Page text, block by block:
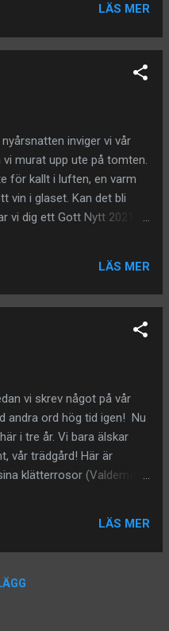
tack vare värmen som
vyer! Vilka vidder! Efter
stannade vi vid Fulufjället
blåsten och snödrivorna.
på världens äldsta
möjlighet att leta upp den
som granen på
ålder: över 9.000 år!! Har
av istiden, vilken häftig
finns också Sveriges
var det maximalt med
LÄS MER
inviger vi vår
murat upp ute på tomten.
för kallt i luften, en varm
vin i glaset. Kan det bli
vi dig ett Gott Nytt 2021, vi
LÄS MER
vi skrev något på vår
andra ord hög tid igen! Nu
i tre år. Vi bara älskar
vår trädgård! Här är
klätterrosor (Valdemar),
är nya för året,
timmer. Växterna behöver
purpurea " påfyllning.
LÄS MER